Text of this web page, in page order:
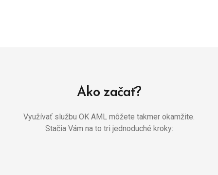
Ako začať?
Využívať službu OK AML môžete takmer okamžite.
Stačia Vám na to tri jednoduché kroky: